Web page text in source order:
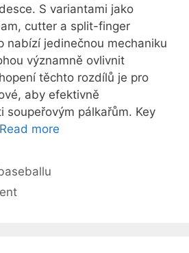
S variantami jako
cutter a split-finger
nabízí jedinečnou mechaniku
významně ovlivnit
těchto rozdílů je pro
aby efektivně
soupeřovým pálkařům. Key
Read more